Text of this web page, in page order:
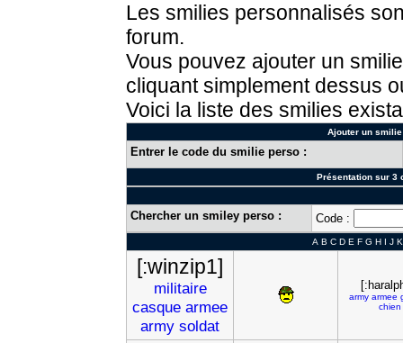
Les smilies personnalisés
forum.
Vous pouvez ajouter un
cliquant simplement dessus
Voici la liste des smilies
Ajouter un
Entrer le code du smilie perso :
Présentation sur 3
Chercher un smiley perso : Code :
A B C D E F G H I J K
[:winzip1]
militaire
casque armee
army soldat
army armee
chien